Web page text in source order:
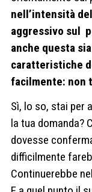
nell’intensità
aggressivo sul
anche questa
caratteristiche
facilmente: non
Sì, lo so, stai per
la tua domanda?
dovesse
difficilmente
Continuerebbe